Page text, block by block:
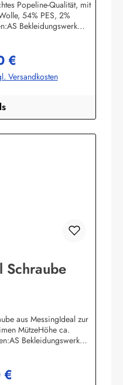
Popeline-Qualität, mit
54% PES, 2%
Bekleidungswerk
Preis:
€
Versandkosten
Schraube
aus MessingIdeal zur
MützeHöhe ca.
Bekleidungswerk
Preis:
€